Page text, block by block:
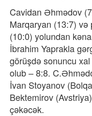
Cavidan Əhmədov
Marqaryan (13:7) və
(10:0) yolundan
İbrahim Yaprakla
görüşdə sonuncu
olub – 8:8.
İvan Stoyanov
Bektemirov
çəkəcək.